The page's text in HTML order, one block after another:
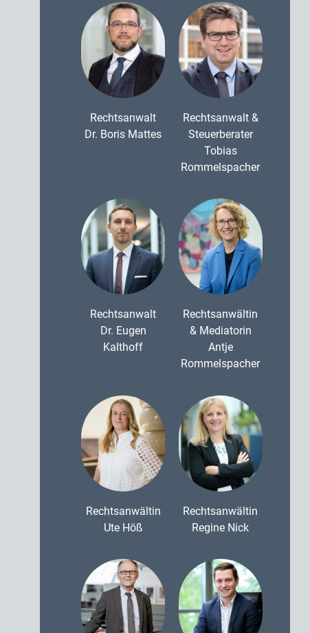
Rechtsanwalt
Dr. Boris Mattes
Rechtsanwalt &
Steuerberater
Tobias
Rommelspacher
Rechtsanwalt
Dr. Eugen
Kalthoff
Rechtsanwältin
& Mediatorin
Antje
Rommelspacher
Rechtsanwältin
Ute Höß
Rechtsanwältin
Regine Nick